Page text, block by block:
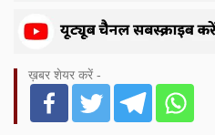
ख़बर शेयर करें -